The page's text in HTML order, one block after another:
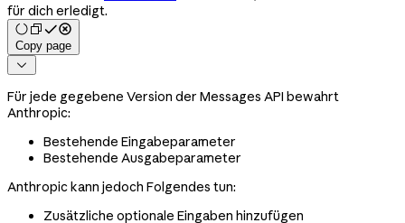
für dich erledigt.
Copy page

Für jede gegebene Version der Messages API bewahrt
Anthropic:
Bestehende Eingabeparameter
Bestehende Ausgabeparameter
Anthropic kann jedoch Folgendes tun:
Zusätzliche optionale Eingaben hinzufügen